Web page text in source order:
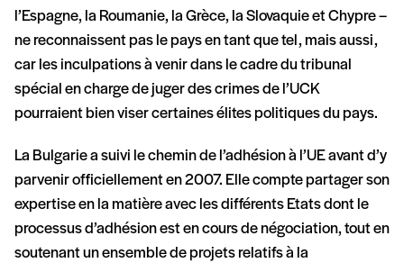
l’Espagne, la Roumanie, la Grèce, la Slovaquie et Chypre –
ne reconnaissent pas le pays en tant que tel, mais aussi,
car les inculpations à venir dans le cadre du tribunal
spécial en charge de juger des crimes de l’UCK
pourraient bien viser certaines élites politiques du pays.
La Bulgarie a suivi le chemin de l’adhésion à l’UE avant d’y
parvenir officiellement en 2007. Elle compte partager son
expertise en la matière avec les différents Etats dont le
processus d’adhésion est en cours de négociation, tout en
soutenant un ensemble de projets relatifs à la